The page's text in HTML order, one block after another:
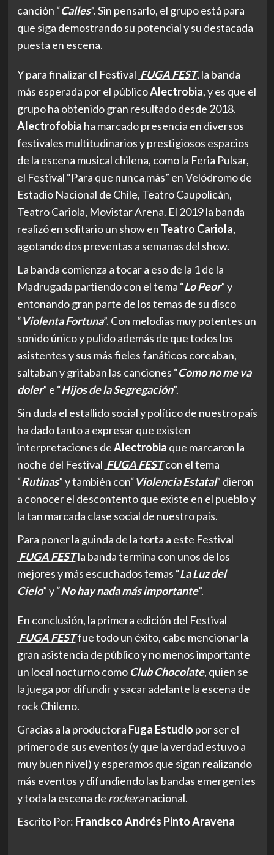
canción “Calles”. Sin pensarlo, el grupo está para
que siga demostrando su potencial y su destacada
puesta en escena.
Y para finalizar el Festival FUGA FEST, la banda
más esperada por el públicoAlectrobia, y es que el
grupo ha obtenido gran resultado desde 2018.
Alectrofobia ha marcado presencia en diversos
festivales multitudinarios y prestigiosos espacios
de la escena musical chilena, como la Feria Pulsar,
el Festival “Para que nunca más” en Velódromo de
Estadio Nacional de Chile, Teatro Caupolicán,
Teatro Cariola, Movistar Arena. El 2019 la banda
realizó en solitario un show en Teatro Cariola,
agotando dos preventas a semanas del show.
La banda comienza a tocar a eso de la 1 de la
Madrugada partiendo con el tema “Lo Peor” y
entonando gran parte de los temas de su disco
“Violenta Fortuna”. Con melodias muy potentes un
sonido único y pulido además de que todos los
asistentes y sus más fieles fanáticos coreaban,
saltaban y gritaban las canciones “Como no me va
doler” e “Hijos de la Segregación”.
Sin duda el estallido social y político de nuestro país
ha dado tanto a expresar que existen
interpretaciones deAlectrobia que marcaron la
noche del Festival FUGA FESTcon el tema
“Rutinas” y también con“Violencia Estatal” dieron
a conocer el descontento que existe en el pueblo y
la tan marcada clase social de nuestro país.
Para poner la guinda de la torta a este Festival
FUGA FESTla banda termina con unos de los
mejores y más escuchados temas “La Luz del
Cielo” y “No hay nada más importante”.
En conclusión, la primera edición del Festival
FUGA FESTfue todo un éxito, cabe mencionar la
gran asistencia de público y no menos importante
un local nocturno como Club Chocolate, quien se
la juega por difundir y sacar adelante la escena de
rock Chileno.
Gracias a la productora Fuga Estudio por ser el
primero de sus eventos (y que la verdad estuvo a
muy buen nivel) y esperamos que sigan realizando
más eventos y difundiendo las bandas emergentes
y toda la escena de rockeranacional.
Escrito Por: Francisco Andrés Pinto Aravena